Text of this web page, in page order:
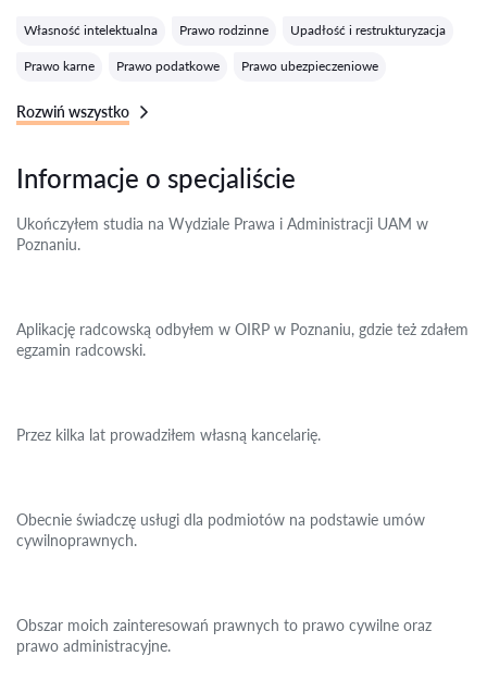
Własność intelektualna Prawo rodzinne Upadłość i restrukturyzacja
Prawo karne Prawo podatkowe Prawo ubezpieczeniowe
Rozwiń wszystko
Informacje o specjaliście
Ukończyłem studia na Wydziale Prawa i Administracji UAM w
Poznaniu.
Aplikację radcowską odbyłem w OIRP w Poznaniu, gdzie też zdałem
egzamin radcowski.
Przez kilka lat prowadziłem własną kancelarię.
Obecnie świadczę usługi dla podmiotów na podstawie umów
cywilnoprawnych.
Obszar moich zainteresowań prawnych to prawo cywilne oraz
prawo administracyjne.